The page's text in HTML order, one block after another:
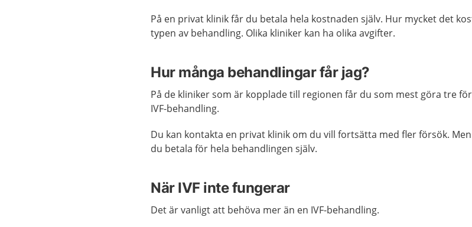
På en privat klinik får du betala hela kostnaden själv. Hur mycket det
typen av behandling. Olika kliniker kan ha olika avgifter.
Hur många behandlingar får jag?
På de kliniker som är kopplade till regionen får du som mest göra tre
IVF-behandling.
Du kan kontakta en privat klinik om du vill fortsätta med fler försök.
du betala för hela behandlingen själv.
När IVF inte fungerar
Det är vanligt att behöva mer än en IVF-behandling.